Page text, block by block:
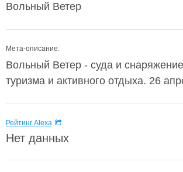
Вольный Ветер
Мета-описание:
Вольный Ветер - суда и
туризма и активного отдыха. 26
Рейтинг Alexa
Нет данных